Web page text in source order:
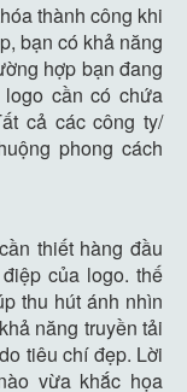
thành công khi
bạn có khả năng
hợp bạn đang
cần có chứa
cả các công ty/
phong cách
thiết hàng đầu
của logo. thế
thu hút ánh nhìn
năng truyền tải
tiêu chí đẹp. Lời
vừa khắc họa